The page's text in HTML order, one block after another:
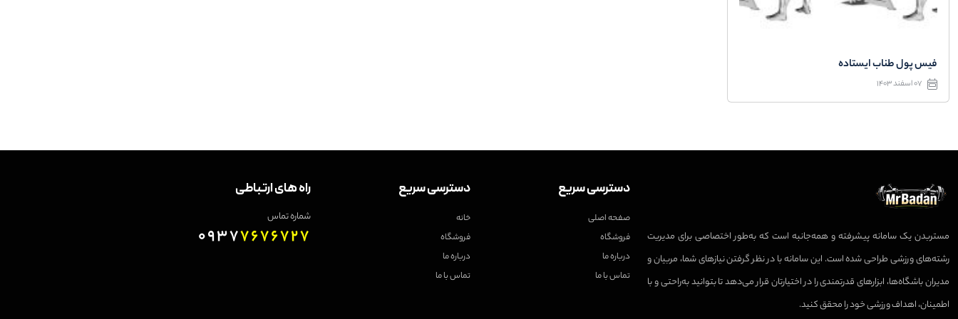
فیس پول طناب ایستاده
07 اسفند 1403
مستربدن یک سامانه پیشرفته و همه‌جانبه است که به‌طور اختصاصی برای مدیریت
رشته‌های ورزشی طراحی شده است. این سامانه با در نظر گرفتن نیازهای شما، مربیان و
مدیران باشگاه‌ها، ابزارهای قدرتمندی را در اختیارتان قرار می‌دهد تا بتوانید به‌راحتی و با
اطمینان، اهداف ورزشی خود را محقق کنید.
دسترسی سریع
صفحه اصلی
فروشگاه
درباره ما
تماس با ما
دسترسی سریع
خانه
فروشگاه
درباره ما
تماس با ما
راه های ارتباطی
شماره تماس
09377676727